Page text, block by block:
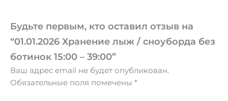
Будьте первым, кто оставил отзыв на
“01.01.2026 Хранение лыж / сноуборда без
ботинок 15:00 – 39:00”
Ваш адрес email не будет опубликован.
Обязательные поля помечены *